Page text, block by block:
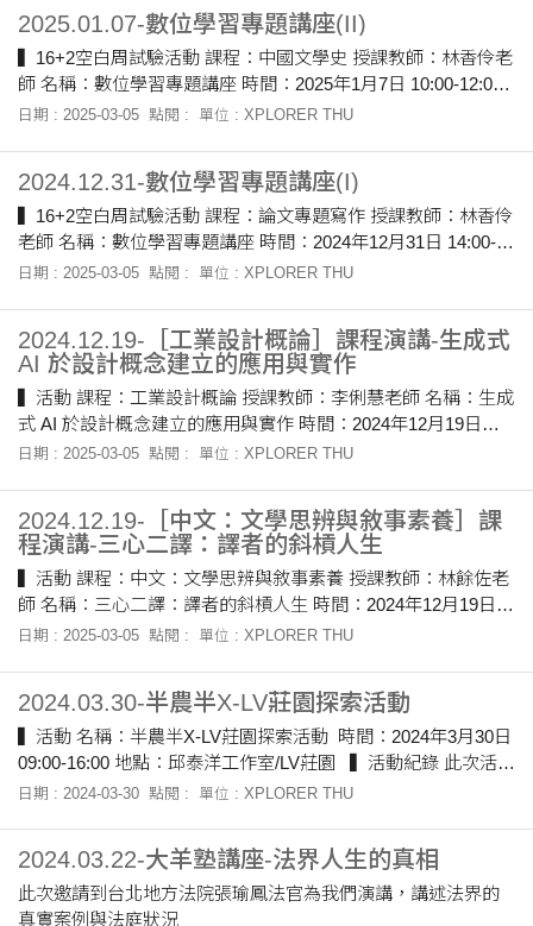
具體操作，大致可以分為詞頻分析、關係網路分析、文本探勘
技術等幾大方法。邱老師亦藉由文字雲的展示作為舉例，可以
看到資料展示更加直觀且清楚。最後老師提醒大家，數位人文
亦有其局限性，它能夠讓研究者看到某種「現象」，卻不能直
2025.01.07-數位學習專題講座(II)
▍16+2空白周試驗活動 課程：中國文學史 授課教師：林香伶老
師 名稱：數位學習專題講座 時間：2025年1月7日 10:00-12:00
地點：H306 ▍活動紀錄 今天文學史的講師戴榮冠老師是一位
有SNA的社會關係研究及詞頻的文本分析，使學生對數位人文
產生了很大的興趣。而戴老師研究有一部分是楊廷理入宜蘭路
線，藉由分享使用GIS的經驗，套用分析地理位置可以跨越時空
的限制，使學生收穫滿滿。
日期 : 2025-03-05 點閱 : 單位 : XPLORER THU
2024.12.31-數位學習專題講座(I)
▍16+2空白周試驗活動 課程：論文專題寫作 授課教師：林香伶
老師 名稱：數位學習專題講座 時間：2024年12月31日 14:00-
16:00 地點：H535 ▍活動紀錄 今天講師提及 Franco Moretti
分析文本。學生對演講內容印象深刻，同時也更加了解數位人
文誕生的原因——跳脫傳統文本分析的方式，開展新的研究路
徑。未來期待能運用計算與量化的統計，將大量的文本數據
化，分析這些數據的變動軌跡，
日期 : 2025-03-05 點閱 : 單位 : XPLORER THU
2024.12.19-［工業設計概論］課程演講-生成式
AI 於設計概念建立的應用與實作
▍活動 課程：工業設計概論 授課教師：李俐慧老師 名稱：生成
式 AI 於設計概念建立的應用與實作 時間：2024年12月19日
10:00-12:00 地點：ID310 ▍活動紀錄 本活動邀請Xuniversity
念發想時，可能遭遇的狀況及注意事項，也引導學生現場操作
及回饋其使用AI的收穫與心得。
日期 : 2025-03-05 點閱 : 單位 : XPLORER THU
2024.12.19-［中文：文學思辨與敘事素養］課
程演講-三心二譯：譯者的斜槓人生
▍活動 課程：中文：文學思辨與敘事素養 授課教師：林餘佐老
師 名稱：三心二譯：譯者的斜槓人生 時間：2024年12月19日
10:00-12:00 地點：A105 ▍活動紀錄 講者劉家亨為專業的西班
日期 : 2025-03-05 點閱 : 單位 : XPLORER THU
2024.03.30-半農半X-LV莊園探索活動
▍活動 名稱：半農半X-LV莊園探索活動 時間：2024年3月30日
09:00-16:00 地點：邱泰洋工作室/LV莊園 ▍活動紀錄 此次活動
帶領師生們前往LV莊園，體驗並探索大自然的奧秘。這次活動
前往邱泰洋雕塑工作室欣賞邱泰洋大師的雕塑作品，邱大師是
一位國際知名的雕塑家，多次擔任國際雕塑營策展人，並在國
際藝術節上與眾藝術家共同創作了許多令人驚艷的公共藝術作
日期 : 2024-03-30 點閱 : 單位 : XPLORER THU
2024.03.22-大羊塾講座-法界人生的真相
此次邀請到台北地方法院張瑜鳳法官為我們演講，講述法界的
真實案例與法庭狀況